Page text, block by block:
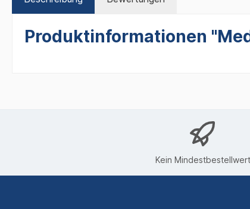
Produktinformationen
Kein Mindestbestellwert